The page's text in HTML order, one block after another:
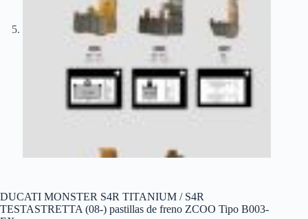
DUCATI MONSTER S4R TITANIUM / S4R
TESTASTRETTA (08-) pastillas de freno ZCOO Tipo B003-